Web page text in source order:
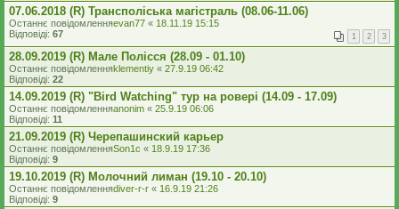
07.06.2018 (R) Трансполіська магістраль (08.06-11.06)
Останнє повідомленняevan77 « 18.11.19 15:15
Відповіді: 67 1 2 3
28.09.2019 (R) Мале Полісся (28.09 - 01.10)
Останнє повідомленняklementiy « 27.9.19 06:42
Відповіді: 22
14.09.2019 (R) "Bird Watching" тур на ровері (14.09 - 17.09)
Останнє повідомленняanonim « 25.9.19 06:06
Відповіді: 11
21.09.2019 (R) Черепашинский карьер
Останнє повідомленняSon1c « 18.9.19 17:36
Відповіді: 9
19.10.2019 (R) Молочний лиман (19.10 - 20.10)
Останнє повідомленняdiver-r-r « 16.9.19 21:26
Відповіді: 9